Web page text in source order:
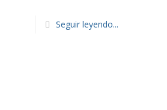
Seguir leyendo...